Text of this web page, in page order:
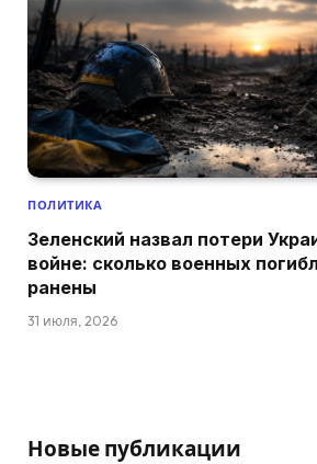
ПОЛИТИКА
Зеленский назвал потери
войне: сколько военных
ранены
31 июля, 2026
Новые публикации